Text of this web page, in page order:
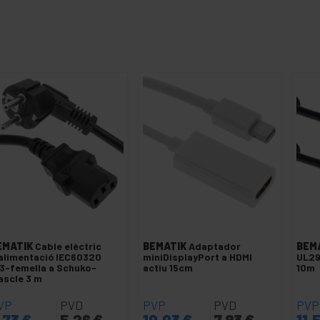
Cable elèctric
IEC60320
femella a Schuko-
3 m
PVD
BEMATIK Adaptador
miniDisplayPort a HDMI
actiu 15cm
PVP PVD
10m
PVP